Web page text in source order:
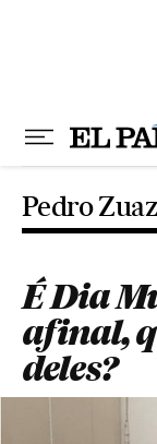
Pedro
É Dia
afinal,
deles?